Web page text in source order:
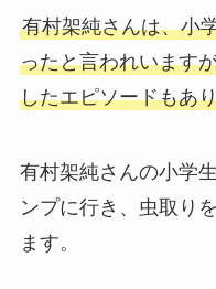
有村架純さんは、小
ったと言われいます
したエピソードもあ
有村架純さんの小学
ンプに行き、虫取り
ます。